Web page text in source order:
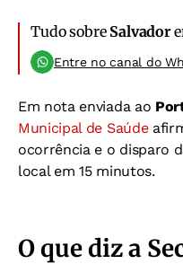
Tudo sobre Salvador
Entre no canal do
Em nota enviada ao
Municipal de Saúde
ocorrência e o disparo
local em 15 minutos.
O que diz a